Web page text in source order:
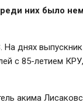
них было
днях выпускник
с 85-летием
акима